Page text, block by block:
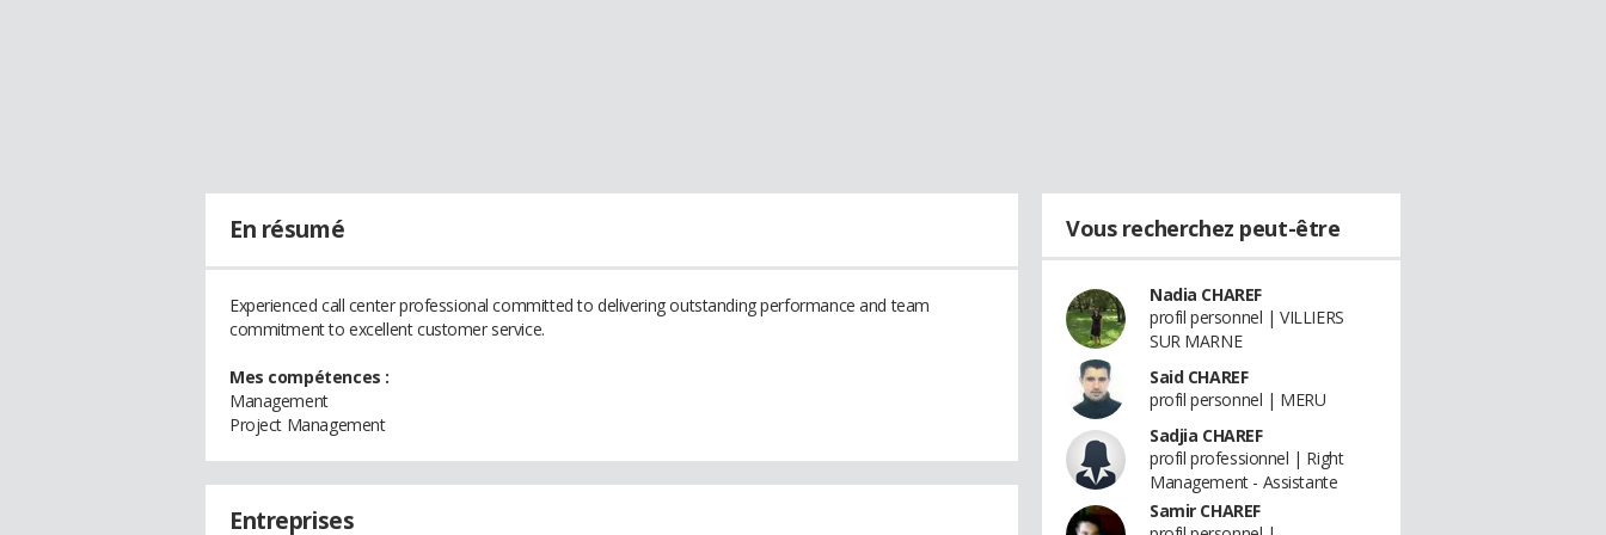
En résumé
Experienced call center professional committed to delivering outstanding performance and team
commitment to excellent customer service.
Mes compétences :
Management
Project Management
Entreprises
Vous recherchez peut-être
Nadia CHAREF
profil personnel | VILLIERS
SUR MARNE
Said CHAREF
profil personnel | MERU
Sadjia CHAREF
profil professionnel | Right
Management - Assistante
Samir CHAREF